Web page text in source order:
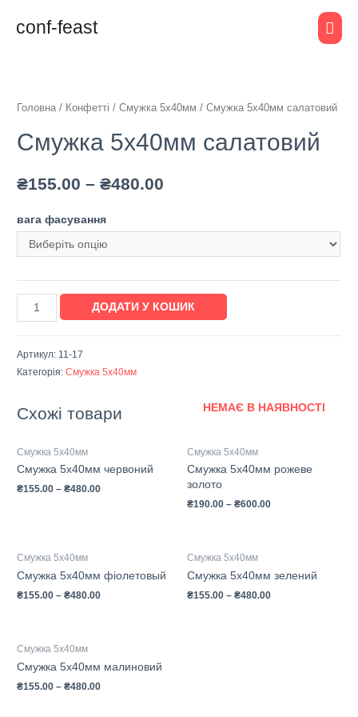
conf-feast
Головна / Конфетті /Смужка 5х40мм / Смужка 5х40мм салатовий
Смужка 5х40мм салатовий
₴155.00 –₴480.00
вага фасування
ДОДАТИ У КОШИК
Артикул: 11-17
Категорія:Смужка 5х40мм
Схожі товари
Смужка 5х40мм
Смужка 5х40мм червоний
₴155.00 –₴480.00
НЕМАЄ В НАЯВНОСТІ
Смужка 5х40мм
Смужка 5х40мм рожеве
золото
₴190.00 – ₴600.00
Смужка 5х40мм
Смужка 5х40мм фіолетовый
₴155.00 –₴480.00
Смужка 5х40мм
Смужка 5х40мм зелений
₴155.00 – ₴480.00
Смужка 5х40мм
Смужка 5х40мм малиновий
₴155.00 –₴480.00